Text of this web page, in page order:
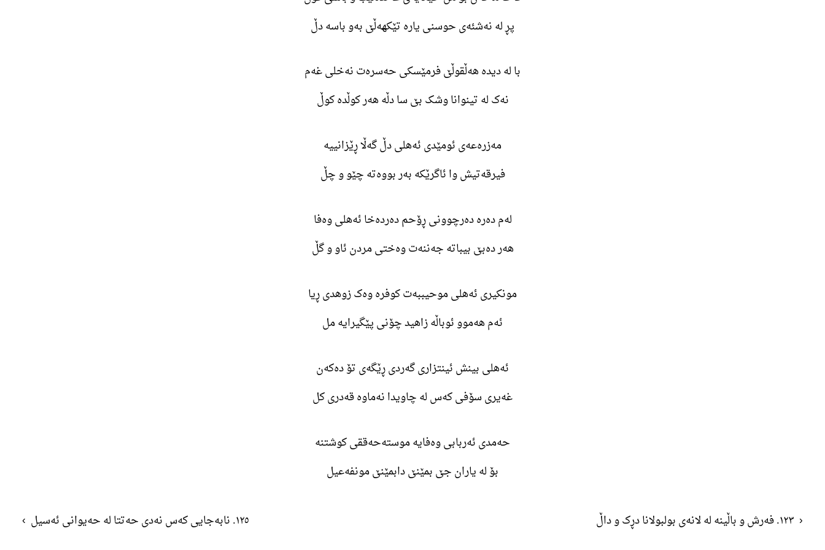
پڕ لە نەشئەی حوسنی یارە تێکهەڵێ بەو باسە دڵ
با لە دیدە هەڵقوڵێ فرمێسکی حەسرەت نەخلی غەم
نەک لە تینوانا وشک بێ سا دڵە هەر کوڵدە کوڵ
مەزرەعەی ئومێدی ئەهلی دڵ گەڵا ڕێزانییە
فیرقەتیش وا ئاگرێکە بەر بووەتە چێو و چڵ
لەم دەرە دەرچوونی ڕۆحم دەردەخا ئەهلی وەفا
هەر دەبێ بیباتە جەننەت وەختی مردن ئاو و گڵ
مونکیری ئەهلی موحیببەت کوفرە وەک زوهدی ڕیا
ئەم هەموو ئوباڵە زاهید چۆنی پێگیرایە مل
ئەهلی بینش ئینتزاری گەردی ڕێگەی تۆ دەکەن
غەیری سۆفی کەس لە چاویدا نەماوە قەدری کل
حەمدی ئەربابی وەفایە موستەحەققی کوشتنە
بۆ لە یاران جێ بمێنێ دابمێنێ مونفەعیل
‹ ١٢٣. فەرش و باڵینە لە لانەی بولبولانا دڕک و داڵ ١٢٥. نابەجایی کەس نەدی حەتتا لە حەیوانی ئەسیل ›